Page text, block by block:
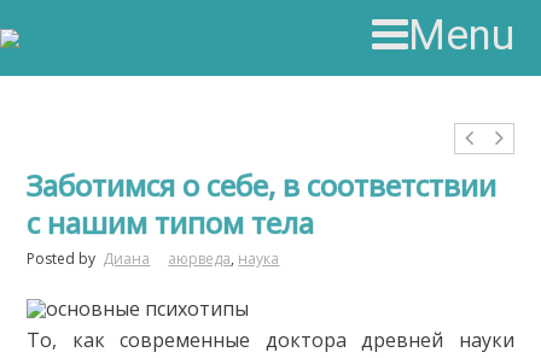
Menu
Заботимся о себе, в соответствии
с нашим типом тела
Posted by Диана аюрведа, наука
То, как современные доктора древней науки